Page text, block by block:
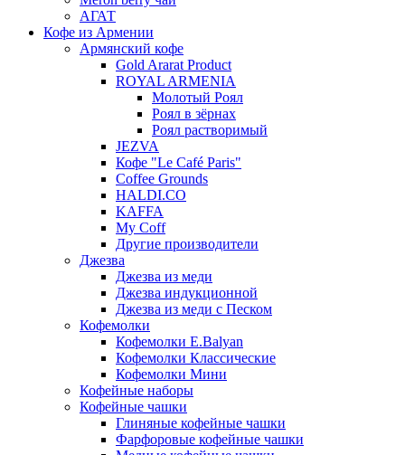
АГАТ
Кофе из Армении
Армянский кофе
Gold Ararat Product
ROYAL ARMENIA
Молотый Роял
Роял в зёрнах
Роял растворимый
JEZVA
Кофе "Le Café Paris"
Coffee Grounds
HALDI.CO
KAFFA
My Coff
Другие производители
Джезва
Джезва из меди
Джезва индукционной
Джезва из меди с Песком
Кофемолки
Кофемолки E.Balyan
Кофемолки Классические
Кофемолки Мини
Кофейные наборы
Кофейные чашки
Глиняные кофейные чашки
Фарфоровые кофейные чашки